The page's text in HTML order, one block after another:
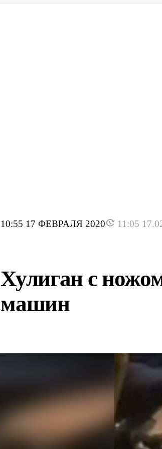
10:55 17 ФЕВРАЛЯ 2020 11:05
Хулиган с
машин